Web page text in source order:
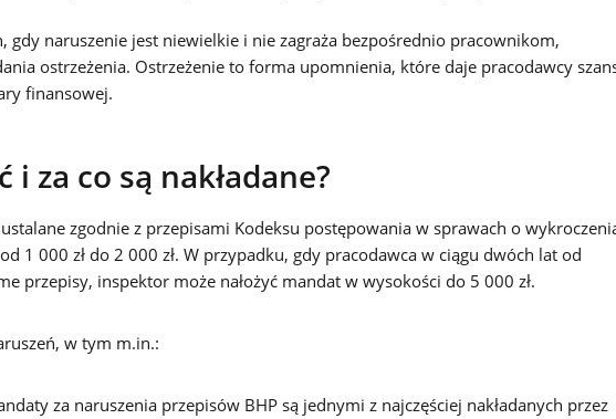
gdy naruszenie jest niewielkie i nie zagraża bezpośrednio pracownikom,
ostrzeżenia. Ostrzeżenie to forma upomnienia, które daje pracodawcy
finansowej.
za co są nakładane?
zgodnie z przepisami Kodeksu postępowania w sprawach o
1 000 zł do 2 000 zł. W przypadku, gdy pracodawca w ciągu dwóch lat od
przepisy, inspektor może nałożyć mandat w wysokości do 5 000 zł.
w tym m.in.:
za naruszenia przepisów BHP są jednymi z najczęściej nakładanych przez